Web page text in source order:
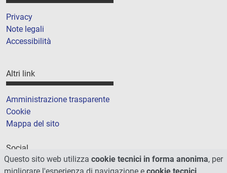
Privacy
Note legali
Accessibilità
Altri link
Amministrazione trasparente
Cookie
Mappa del sito
Social
Questo sito web utilizza cookie tecnici in forma anonima, per